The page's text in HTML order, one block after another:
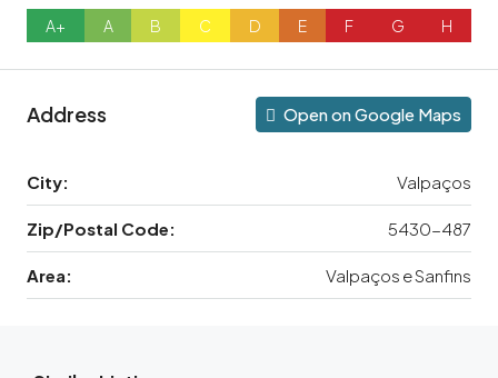
A+ A B C D E F G H
Address Open on Google Maps
City: Valpaços
Zip/Postal Code: 5430-487
Area: Valpaços e Sanfins